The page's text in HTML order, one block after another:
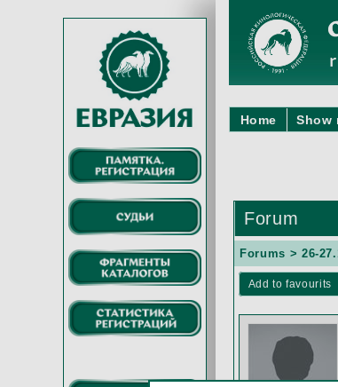
Home Show
Forum
Forums > 26-
Add to favourits